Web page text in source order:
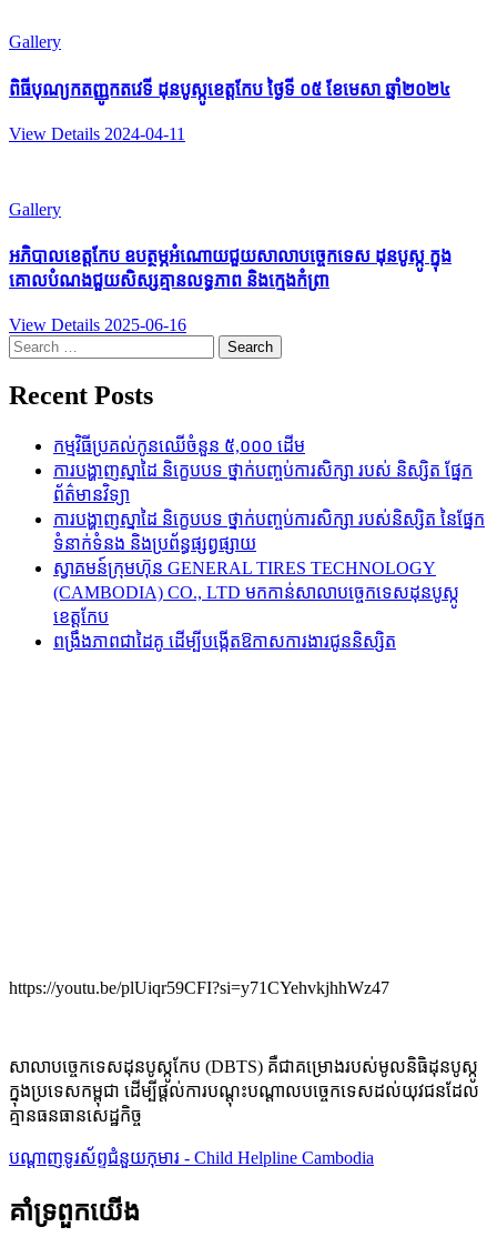
Gallery
ពិធីបុណ្យកតញ្ញូកតវេទី ដុនបូស្កូខេត្តកែប ថ្ងៃទី ០៥ ខែមេសា ឆ្នាំ​២០២៤
View Details 2024-04-11
Gallery
អភិបាលខេត្តកែប ឧបត្ថម្ភអំណោយជួយសាលាបច្ចេកទេស ដុនបូស្កូ ក្នុង
គោលបំណងជួយសិស្សគ្មានលទ្ធភាព និងក្មេងកំព្រា
View Details 2025-06-16
Search
for:
Recent Posts
កម្មវិធីប្រគល់កូនឈើចំនួន ៥,០០០ ដើម
ការបង្ហាញស្នាដៃ និក្ខេបបទ ថ្នាក់បញ្ចប់ការសិក្សា របស់ និស្សិត ផ្នែក
ព័ត៌មានវិទ្យា
ការបង្ហាញស្នាដៃ និក្ខេបបទ ថ្នាក់បញ្ចប់ការសិក្សា របស់និស្សិត នៃផ្នែក
ទំនាក់ទំនង និងប្រព័ន្ធផ្សព្វផ្សាយ
ស្វាគមន៍ក្រុមហ៊ុន GENERAL TIRES TECHNOLOGY
(CAMBODIA) CO., LTD មកកាន់សាលាបច្ចេកទេសដុនបូស្កូ
ខេត្តកែប
ពង្រឹងភាពជាដៃគូ ដើម្បីបង្កើតឱកាសការងារជូននិស្សិត
https://youtu.be/plUiqr59CFI?si=y71CYehvkjhhWz47
សាលាបច្ចេកទេសដុនបូស្កូកែប (DBTS) គឺជាគម្រោងរបស់មូលនិធិដុនបូស្កូ
ក្នុងប្រទេសកម្ពុជា ដើម្បីផ្តល់ការបណ្តុះបណ្តាលបច្ចេកទេសដល់យុវជនដែល
គ្មានធនធានសេដ្ឋកិច្ច
បណ្តាញទូរស័ព្ទជំនួយកុមារ - Child Helpline Cambodia
គាំទ្រពួកយើង